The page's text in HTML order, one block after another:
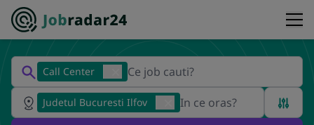
Call Center
Judetul Bucuresti Ilfov